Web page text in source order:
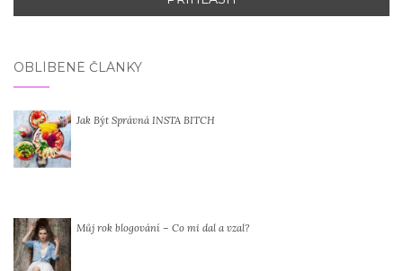
OBLÍBENÉ ČLÁNKY
Jak Být Správná INSTA BITCH
Můj rok blogování – Co mi dal a vzal?